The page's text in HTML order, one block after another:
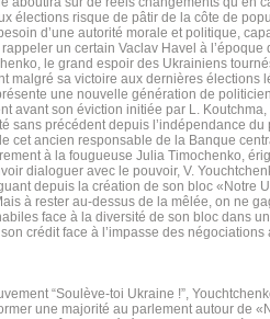
élections risque de pâtir de la côte de
d’une autorité morale et politique,
un certain Vaclav Havel à l’époque
le grand espoir des Ukrainiens
malgré sa victoire aux dernières élections
une nouvelle génération de
avant son éviction initiée par L.
sans précédent depuis l’indépendance du
cet ancien responsable de la Banque
à la fougueuse Julia Timochenko,
dialoguer avec le pouvoir, V.
depuis la création de son bloc «Notre
à rester au-dessus de la mêlée, on ne
face à la diversité de son bloc dans
crédit face à l’impasse des
“Soulève-toi Ukraine !”,
une majorité au parlement autour de